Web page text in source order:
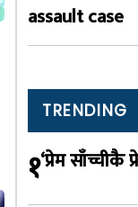
assault case
TRENDING
१‘प्रेम साँच्चीकै